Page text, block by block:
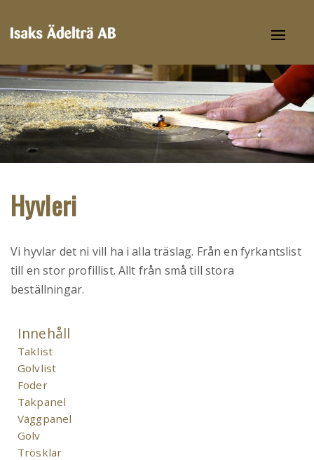
Hyvleri
Vi hyvlar det ni vill ha i alla träslag. Från en fyrkantslist
till en stor profillist. Allt från små till stora
beställningar.
Innehåll
Taklist
Golvlist
Foder
Takpanel
Väggpanel
Golv
Trösklar